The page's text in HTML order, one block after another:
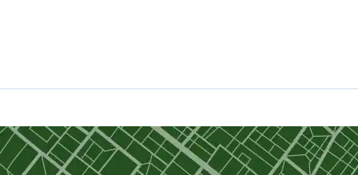
बन जाता है. इसके अलावा, SGB ट्रांज़ैक्शन पर कोई टैक्स नहीं काटा जाता है, जिससे
करता है. सरकार SGBs में लॉन्ग-टर्म निवेश को प्रोत्साहित करने के लिए टैक्स लाभ
से पूरी तरह छूट दी जाती है. यह छूट फिज़िकल गोल्ड और अन्य गोल्ड निवेश पर एक
के अनुसार लागू होता है. अगर तीन वर्षों के बाद लेकिन मेच्योरिटी से पहले बेचा जाता है,